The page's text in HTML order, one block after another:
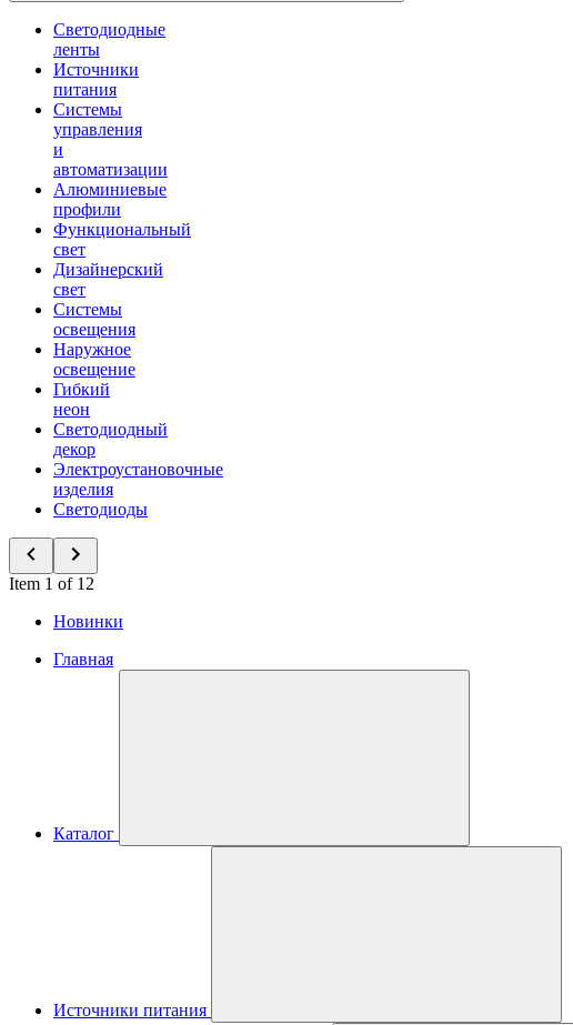
Светодиодные
ленты
Источники
питания
Системы
управления
и
автоматизации
Алюминиевые
профили
Функциональный
свет
Дизайнерский
свет
Системы
освещения
Наружное
освещение
Гибкий
неон
Светодиодный
декор
Электроустановочные
изделия
Светодиоды
Item 1 of 12
Новинки
Главная
Каталог
Источники питания